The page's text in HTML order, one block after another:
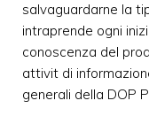
salvaguardarne la
intraprende ogni
conoscenza del
attivit di
generali della DOP